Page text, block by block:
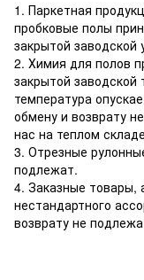
1. Паркетная
пробковые полы
закрытой заводской
2. Химия для полов
закрытой заводской
температура
обмену и возврату
нас на теплом
3. Отрезные
подлежат.
4. Заказные товары,
нестандартного
возврату не